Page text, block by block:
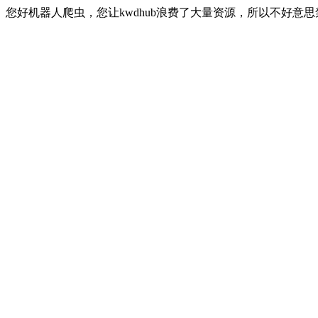
您好机器人爬虫，您让kwdhub浪费了大量资源，所以不好意思